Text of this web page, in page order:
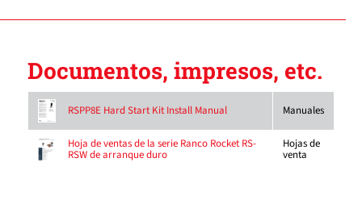
Documentos, impresos, etc.
RSPP8E Hard Start Kit Install Manual Manuales
Hoja de ventas de la serie Ranco Rocket RS-
RSW de arranque duro
Hojas de
venta